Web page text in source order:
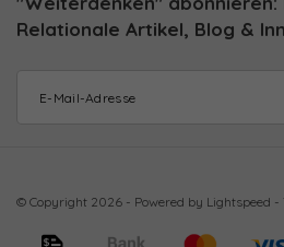
Relationale Artikel, Blog &
© Copyright 2026 - Powered by Lightspeed -